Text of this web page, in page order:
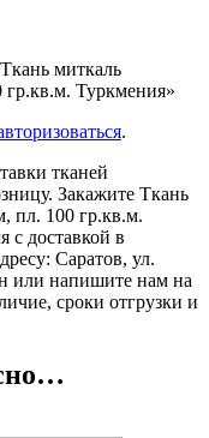
миткаль
Туркмения»
.
тканей
Закажите Ткань
пл. 100 гр.кв.м.
с доставкой в
Саратов, ул.
или напишите нам на
сроки отгрузки и